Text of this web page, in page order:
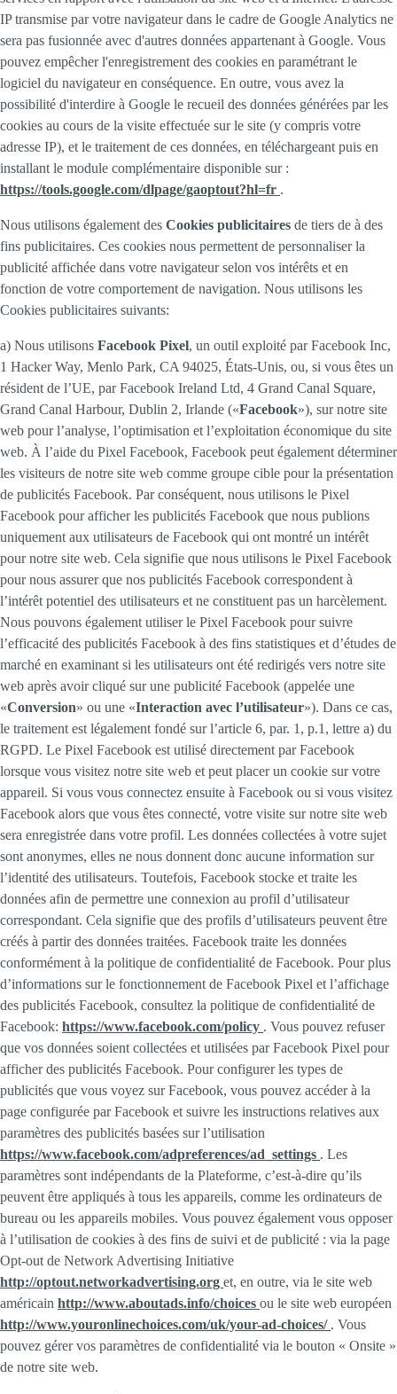
IP transmise par votre navigateur dans le cadre de Google Analytics ne
sera pas fusionnée avec d'autres données appartenant à Google. Vous
pouvez empêcher l'enregistrement des cookies en paramétrant le
logiciel du navigateur en conséquence. En outre, vous avez la
possibilité d'interdire à Google le recueil des données générées par les
cookies au cours de la visite effectuée sur le site (y compris votre
adresse IP), et le traitement de ces données, en téléchargeant puis en
installant le module complémentaire disponible sur :
https://tools.google.com/dlpage/gaoptout?hl=fr .
Nous utilisons également des Cookies publicitaires de tiers de à des
fins publicitaires. Ces cookies nous permettent de personnaliser la
publicité affichée dans votre navigateur selon vos intérêts et en
fonction de votre comportement de navigation. Nous utilisons les
Cookies publicitaires suivants:
a) Nous utilisons Facebook Pixel, un outil exploité par Facebook Inc,
1 Hacker Way, Menlo Park, CA 94025, États-Unis, ou, si vous êtes un
résident de l’UE, par Facebook Ireland Ltd, 4 Grand Canal Square,
Grand Canal Harbour, Dublin 2, Irlande («Facebook»), sur notre site
web pour l’analyse, l’optimisation et l’exploitation économique du site
web. À l’aide du Pixel Facebook, Facebook peut également déterminer
les visiteurs de notre site web comme groupe cible pour la présentation
de publicités Facebook. Par conséquent, nous utilisons le Pixel
Facebook pour afficher les publicités Facebook que nous publions
uniquement aux utilisateurs de Facebook qui ont montré un intérêt
pour notre site web. Cela signifie que nous utilisons le Pixel Facebook
pour nous assurer que nos publicités Facebook correspondent à
l’intérêt potentiel des utilisateurs et ne constituent pas un harcèlement.
Nous pouvons également utiliser le Pixel Facebook pour suivre
l’efficacité des publicités Facebook à des fins statistiques et d’études de
marché en examinant si les utilisateurs ont été redirigés vers notre site
web après avoir cliqué sur une publicité Facebook (appelée une
«Conversion» ou une «Interaction avec l’utilisateur»). Dans ce cas,
le traitement est légalement fondé sur l’article 6, par. 1, p.1, lettre a) du
RGPD. Le Pixel Facebook est utilisé directement par Facebook
lorsque vous visitez notre site web et peut placer un cookie sur votre
appareil. Si vous vous connectez ensuite à Facebook ou si vous visitez
Facebook alors que vous êtes connecté, votre visite sur notre site web
sera enregistrée dans votre profil. Les données collectées à votre sujet
sont anonymes, elles ne nous donnent donc aucune information sur
l’identité des utilisateurs. Toutefois, Facebook stocke et traite les
données afin de permettre une connexion au profil d’utilisateur
correspondant. Cela signifie que des profils d’utilisateurs peuvent être
créés à partir des données traitées. Facebook traite les données
conformément à la politique de confidentialité de Facebook. Pour plus
d’informations sur le fonctionnement de Facebook Pixel et l’affichage
des publicités Facebook, consultez la politique de confidentialité de
Facebook: https://www.facebook.com/policy . Vous pouvez refuser
que vos données soient collectées et utilisées par Facebook Pixel pour
afficher des publicités Facebook. Pour configurer les types de
publicités que vous voyez sur Facebook, vous pouvez accéder à la
page configurée par Facebook et suivre les instructions relatives aux
paramètres des publicités basées sur l’utilisation
https://www.facebook.com/adpreferences/ad_settings . Les
paramètres sont indépendants de la Plateforme, c’est-à-dire qu’ils
peuvent être appliqués à tous les appareils, comme les ordinateurs de
bureau ou les appareils mobiles. Vous pouvez également vous opposer
à l’utilisation de cookies à des fins de suivi et de publicité : via la page
Opt-out de Network Advertising Initiative
http://optout.networkadvertising.org et, en outre, via le site web
américain http://www.aboutads.info/choices ou le site web européen
http://www.youronlinechoices.com/uk/your-ad-choices/ . Vous
pouvez gérer vos paramètres de confidentialité via le bouton « Onsite »
de notre site web.